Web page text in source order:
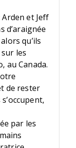
Arden et Jeff
d’araignée
qu’ils
les
au Canada.
de rester
par les